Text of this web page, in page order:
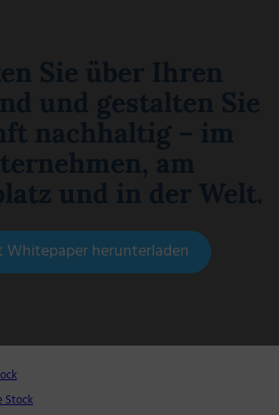
Sie über Ihren
und gestalten Sie
nachhaltig – im
am
und in der Welt.
Whitepaper herunterladen
Stock